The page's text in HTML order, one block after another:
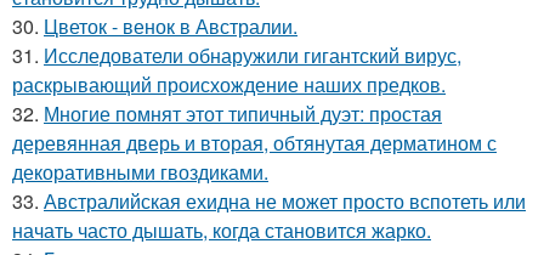
30. Цветок - венок в Австралии.
31. Исследователи обнаружили гигантский вирус,
раскрывающий происхождение наших предков.
32. Многие помнят этот типичный дуэт: простая
деревянная дверь и вторая, обтянутая дерматином с
декоративными гвоздиками.
33. Австралийская ехидна не может просто вспотеть или
начать часто дышать, когда становится жарко.